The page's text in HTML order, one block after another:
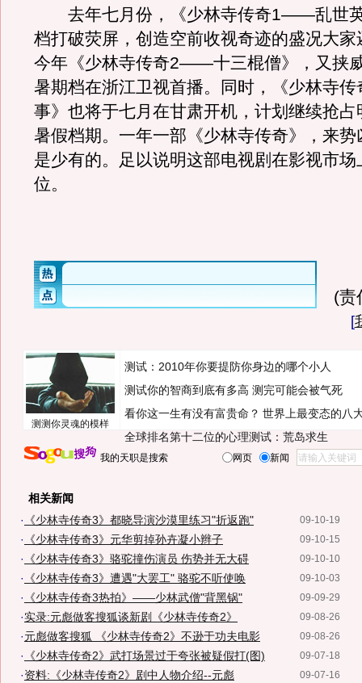
去年七月份，《少林寺传奇1——乱世英
档打破荧屏，创造空前收视奇迹的盛况大家
今年《少林寺传奇2——十三棍僧》，又挟
暑期档在浙江卫视首播。同时，《少林寺
事》也将于七月在甘肃开机，计划继续抢占
暑假档期。一年一部《少林寺传奇》，来势
是少有的。足以说明这部电视剧在影视市场
位。
(责
[
测测你灵魂的模样
测试：2010年你要提防你身边的哪个小人
测试你的智商到底有多高 测完可能会被气死
看你这一生有没有富贵命？ 世界上最变态的八
全球排名第十二位的心理测试：荒岛求生
我的天职是搜索 网页 新闻
相关新闻
09-10-19
· 《少林寺传奇3》都晓导演沙漠里练习"折返跑"
09-10-15
· 《少林寺传奇3》元华剪掉孙卉凝小辫子
09-10-10
· 《少林寺传奇3》骆驼撞伤演员 伤势并无大碍
09-10-03
· 《少林寺传奇3》遭遇"大罢工" 骆驼不听使唤
09-09-29
· 《少林寺传奇3热拍》——少林武僧"背黑锅"
09-08-26
·实录:元彪做客搜狐谈新剧《少林寺传奇2》
09-08-26
·元彪做客搜狐 《少林寺传奇2》不逊于功夫电影
09-07-18
· 《少林寺传奇2》武打场景过于夸张被疑假打(图)
09-07-16
·资料:《少林寺传奇2》剧中人物介绍--元彪